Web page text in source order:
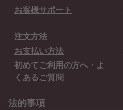
お客様サポート
注文方法
お支払い方法
初めてご利用の方へ・よ
くあるご質問
法的事項